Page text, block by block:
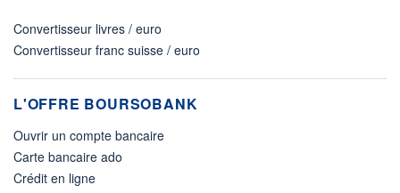
Convertisseur livres / euro
Convertisseur franc suisse / euro
L'OFFRE BOURSOBANK
Ouvrir un compte bancaire
Carte bancaire ado
Crédit en ligne